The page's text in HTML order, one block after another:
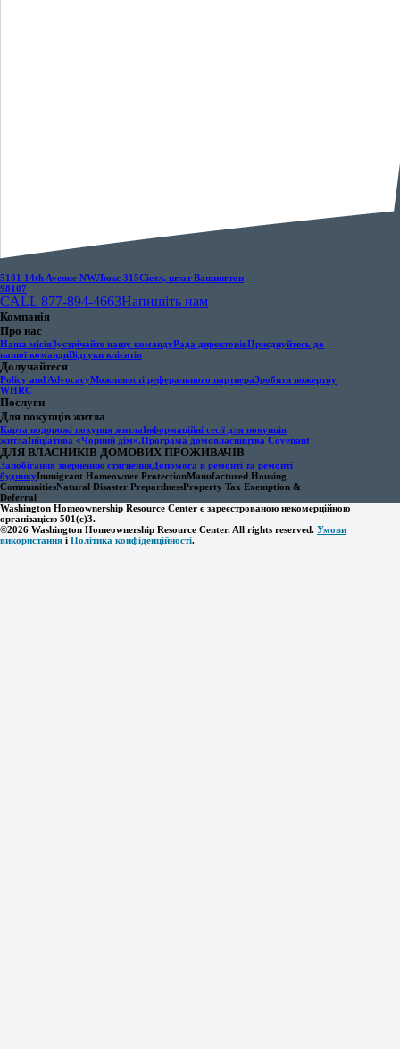
5101 14th Avenue NWЛюкс 315Сіетл, штат Вашингтон
98107
CALL 877-894-4663Напишіть нам
Компанія
Про нас
Наша місіяЗустрічайте нашу командуРада директорівПриєднуйтесь до
нашої командиВідгуки клієнтів
Долучайтеся
Policy and AdvocacyМожливості реферального партнераЗробити пожертву
WHRC
Послуги
Для покупців житла
Карта подорожі покупця житлаІнформаційні сесії для покупців
житлаІніціатива «Чорний дім».Програма домовласництва Covenant
ДЛЯ ВЛАСНИКІВ ДОМОВИХ ПРОЖИВАЧІВ
Запобігання зверненню стягненняДопомога в ремонті та ремонті
будинкуImmigrant Homeowner ProtectionManufactured Housing
CommunitiesNatural Disaster PrepardnessProperty Tax Exemption &
Deferral
Washington Homeownership Resource Center є зареєстрованою некомерційною
організацією 501(c)3.
©2026 Washington Homeownership Resource Center. All rights reserved. Умови
використання і Політика конфіденційності.